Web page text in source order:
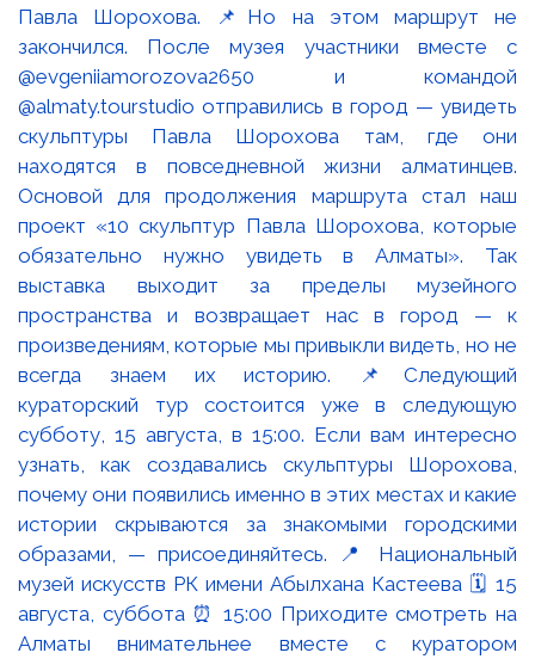
Павла Шорохова. 📌Но на этом маршрут не
закончился. После музея участники вместе с
@evgeniiamorozova2650 и командой
@almaty.tourstudio отправились в город — увидеть
скульптуры Павла Шорохова там, где они
находятся в повседневной жизни алматинцев.
Основой для продолжения маршрута стал наш
проект «10 скульптур Павла Шорохова, которые
обязательно нужно увидеть в Алматы». Так
выставка выходит за пределы музейного
пространства и возвращает нас в город — к
произведениям, которые мы привыкли видеть, но не
всегда знаем их историю. 📌Следующий
кураторский тур состоится уже в следующую
субботу, 15 августа, в 15:00. Если вам интересно
узнать, как создавались скульптуры Шорохова,
почему они появились именно в этих местах и какие
истории скрываются за знакомыми городскими
образами, — присоединяйтесь. 📍 Национальный
музей искусств РК имени Абылхана Кастеева 🗓 15
августа, суббота ⏰ 15:00 Приходите смотреть на
Алматы внимательнее вместе с куратором